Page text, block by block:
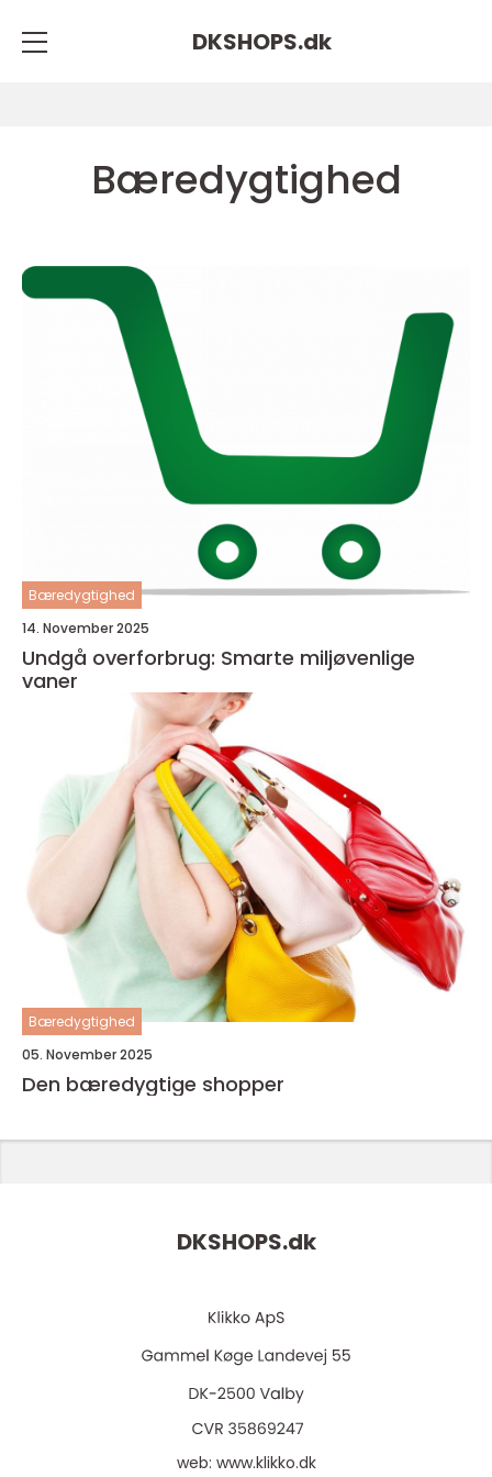
DKSHOPS.dk
Bæredygtighed
Bæredygtighed
14. November 2025
Undgå overforbrug: Smarte miljøvenlige
vaner
Bæredygtighed
05. November 2025
Den bæredygtige shopper
DKSHOPS.dk
web: www.klikko.dk